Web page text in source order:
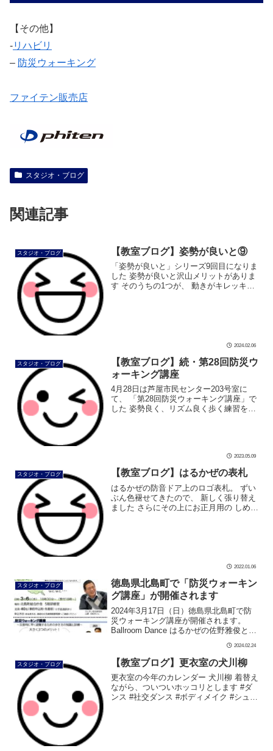
【その他】
‐リハビリ
– 防災ウォーキング
ファイテン販売店
スタジオ・ブログ
関連記事
スタジオ・ブログ 【教室ブログ】姿勢が良いと⑨
「姿勢が良いと」シリーズ9回目になりま
した 姿勢が良いと沢山メリットがありま
す そのうちの1つが、 動きがキレッキレ
2024.02.06
スタジオ・ブログ
【教室ブログ】続・第28回防災ウ
ォーキング講座
4月28日は芦屋市民センター203号室に
て、 「第28回防災ウォーキング講座」で
した 姿勢良く、リズム良く歩く練習をし
2023.05.09
スタジオ・ブログ 【教室ブログ】はるかぜの表札
はるかぜの防音ドア上のロゴ表札。 ずい
ぶん色褪せてきたので、 新しく張り替え
ました さらにその上にお正月用の しめ縄
2022.01.06
スタジオ・ブログ
徳島県北島町で「防災ウォーキン
グ講座」が開催されます
2024年3月17日（日）徳島県北島町で防
災ウォーキング講座が開催されます。
Ballroom Dance はるかぜの佐野雅俊と佐
2024.02.24
スタジオ・ブログ 【教室ブログ】更衣室の犬川柳
更衣室の今年のカレンダー 犬川柳 着替え
ながら、ついついホッコリとします #ダ
ンス #社交ダンス #ボディメイク #シュッ